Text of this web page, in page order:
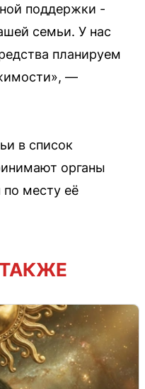
поддержки -
семьи. У нас
планируем
—
в список
органы
по месту её